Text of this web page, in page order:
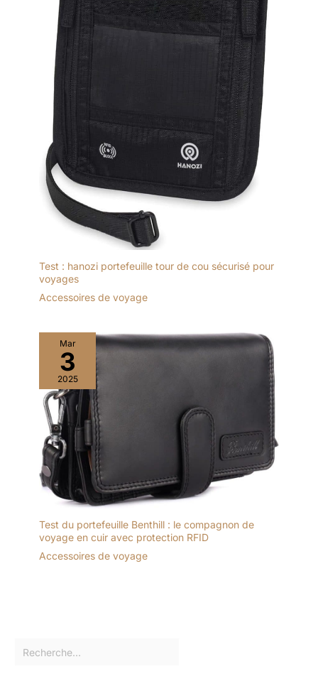
Test : hanozi portefeuille tour de cou sécurisé pour
voyages
Accessoires de voyage
Mar
3
2025
Test du portefeuille Benthill : le compagnon de
voyage en cuir avec protection RFID
Accessoires de voyage